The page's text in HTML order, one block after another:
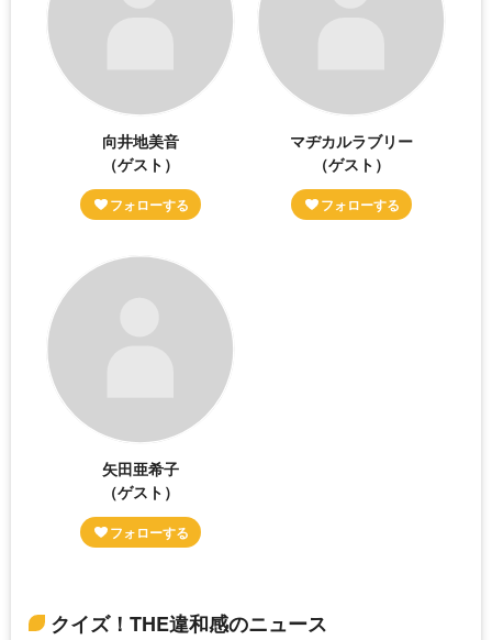
向井地美音
（ゲスト）
マヂカルラブリー
（ゲスト）
矢田亜希子
（ゲスト）
クイズ！THE違和感のニュース